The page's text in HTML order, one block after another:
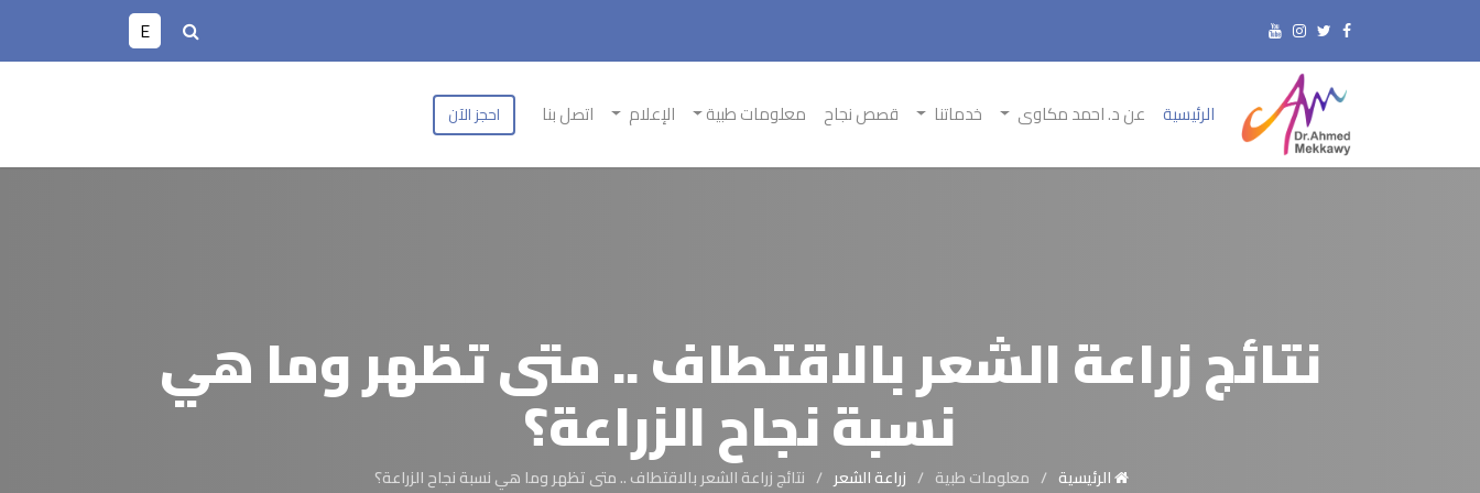
E
الرئيسية عن د. احمد مكاوى خدماتنا قصص نجاح معلومات طبية الإعلام اتصل بنا احجز الآن
نتائج زراعة الشعر بالاقتطاف .. متى تظهر وما هي
نسبة نجاح الزراعة؟
الرئيسية معلومات طبية زراعة الشعر نتائج زراعة الشعر بالاقتطاف .. متى تظهر وما هي نسبة نجاح الزراعة؟